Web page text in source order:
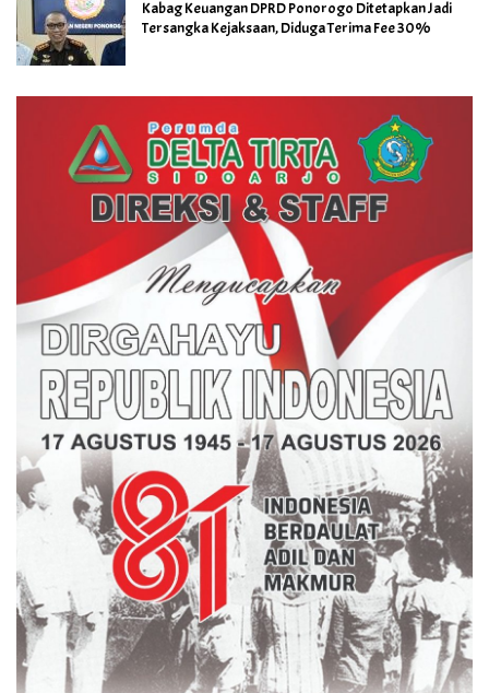
Kabag Keuangan DPRD Ponorogo Ditetapkan Jadi
Tersangka Kejaksaan, Diduga Terima Fee 30%